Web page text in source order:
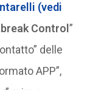
(vedi
Control ”
delle
APP”,